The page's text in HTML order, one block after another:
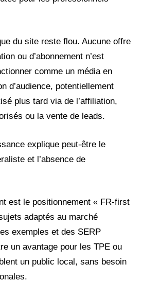
du site reste flou. Aucune offre
ou d’abonnement n’est
comme un média en
d’audience, potentiellement
plus tard via de l’affiliation,
ou la vente de leads.
explique peut-être le
et l’absence de
est le positionnement « FR-first
adaptés au marché
exemples et des SERP
un avantage pour les TPE ou
un public local, sans besoin